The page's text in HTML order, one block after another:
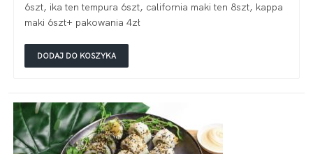
6szt, ika ten tempura 6szt, california maki ten 8szt, kappa
maki 6szt+ pakowania 4zł
DODAJ DO KOSZYKA